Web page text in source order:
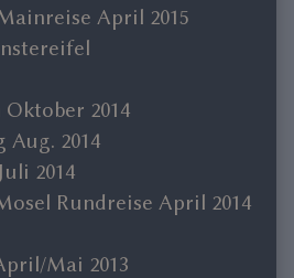
April 2015
2014
Aug. 2014
2014
Rundreise April 2014
Mai 2013